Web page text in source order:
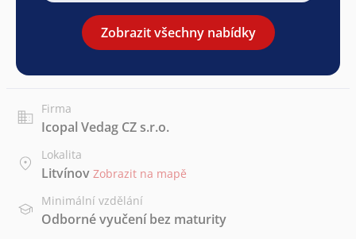
Zobrazit všechny nabídky
Firma
Icopal Vedag CZ s.r.o.
Lokalita
Litvínov Zobrazit na mapě
Minimální vzdělání
Odborné vyučení bez maturity